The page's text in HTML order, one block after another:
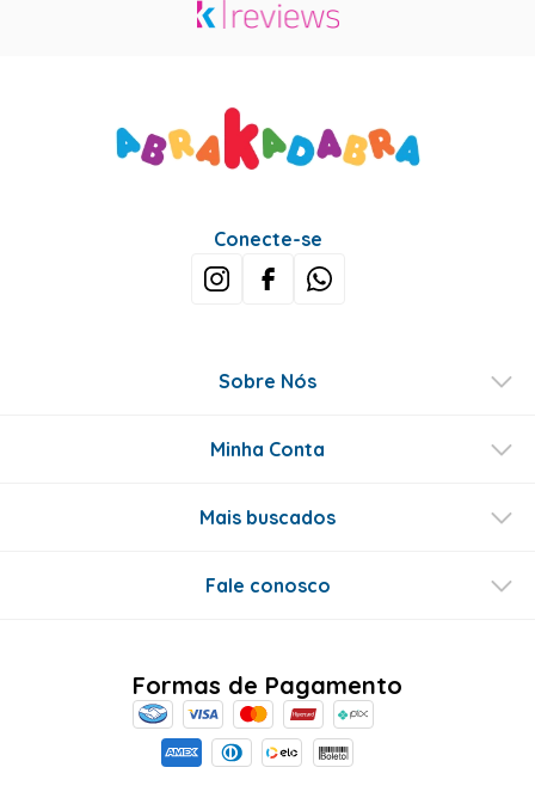
Conecte-se
Sobre Nós
Minha Conta
Mais buscados
Fale conosco
Formas de Pagamento